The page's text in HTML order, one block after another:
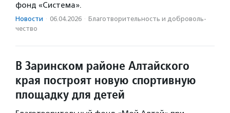
фонд «Система».
Новости · 06.04.2026 · Благотвори­тель­ность и доброволь­
чест­во
В Заринском районе Алтайского
края построят новую спортивную
площадку для детей